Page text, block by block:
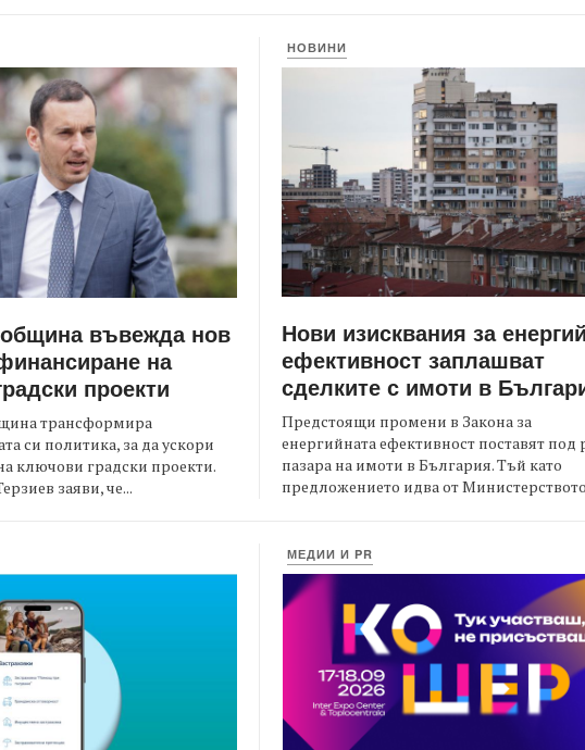
въвежда нов
на
проекти
трансформира
си политика, за да ускори
ключови градски проекти.
заяви, че...
НОВИНИ
Нови изисквания за
ефективност заплашват
сделките с имоти в
Предстоящи промени в Закона за
енергийната ефективност поставят под
пазара на имоти в България. Тъй като
предложението идва от
МЕДИИ И PR